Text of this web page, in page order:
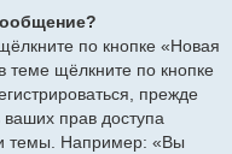
по кнопке «Новая
щёлкните по кнопке
прежде
прав доступа
темы. Например: «Вы